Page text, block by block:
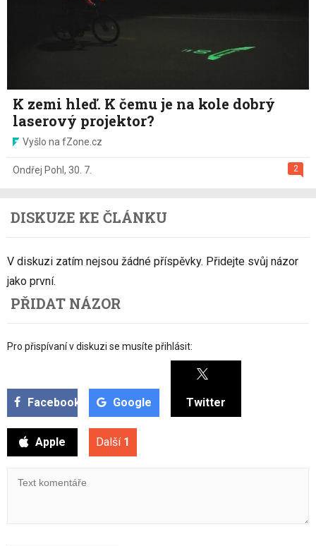
K zemi hleď. K čemu je na kole dobrý
laserový projektor?
Vyšlo na fZone.cz
2
Ondřej Pohl , 30. 7.
DISKUZE KE ČLÁNKU
V diskuzi zatím nejsou žádné příspěvky. Přidejte svůj názor
jako první.
PŘIDAT NÁZOR
Pro přispívaní v diskuzi se musíte přihlásit:
Facebook Google Twitter
Apple Další 1